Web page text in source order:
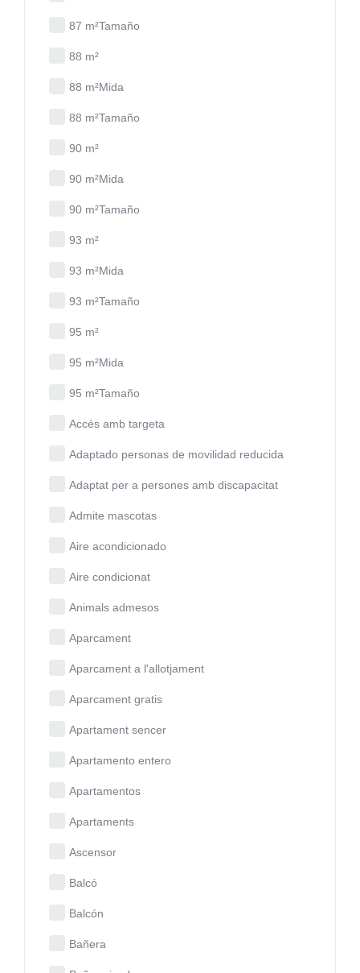
87 m²Tamaño
88 m²
88 m²Mida
88 m²Tamaño
90 m²
90 m²Mida
90 m²Tamaño
93 m²
93 m²Mida
93 m²Tamaño
95 m²
95 m²Mida
95 m²Tamaño
Accés amb targeta
Adaptado personas de movilidad reducida
Adaptat per a persones amb discapacitat
Admite mascotas
Aire acondicionado
Aire condicionat
Animals admesos
Aparcament
Aparcament a l'allotjament
Aparcament gratis
Apartament sencer
Apartamento entero
Apartamentos
Apartaments
Ascensor
Balcó
Balcón
Bañera